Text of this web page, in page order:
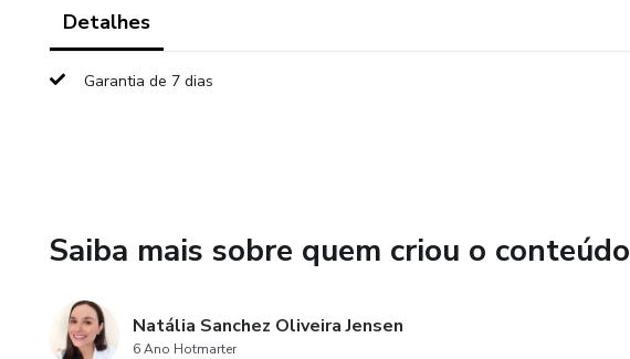
Detalhes
Garantia de 7 dias
Saiba mais sobre quem criou o conteúdo
Natália Sanchez Oliveira Jensen
6 Ano Hotmarter